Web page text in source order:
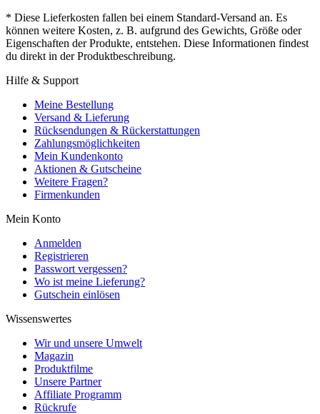
* Diese Lieferkosten fallen bei einem Standard-Versand an. Es
können weitere Kosten, z. B. aufgrund des Gewichts, Größe oder
Eigenschaften der Produkte, entstehen. Diese Informationen findest
du direkt in der Produktbeschreibung.
Hilfe & Support
Meine Bestellung
Versand & Lieferung
Rücksendungen & Rückerstattungen
Zahlungsmöglichkeiten
Mein Kundenkonto
Aktionen & Gutscheine
Weitere Fragen?
Firmenkunden
Mein Konto
Anmelden
Registrieren
Passwort vergessen?
Wo ist meine Lieferung?
Gutschein einlösen
Wissenswertes
Wir und unsere Umwelt
Magazin
Produktfilme
Unsere Partner
Affiliate Programm
Rückrufe